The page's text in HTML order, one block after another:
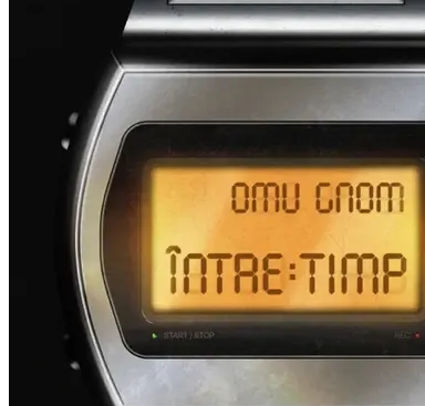
Pagina externă
Pagina externă
Pagina externă
Pagina externă
Omu Gnom
Pagina externă
Pagina externă Pagina externă